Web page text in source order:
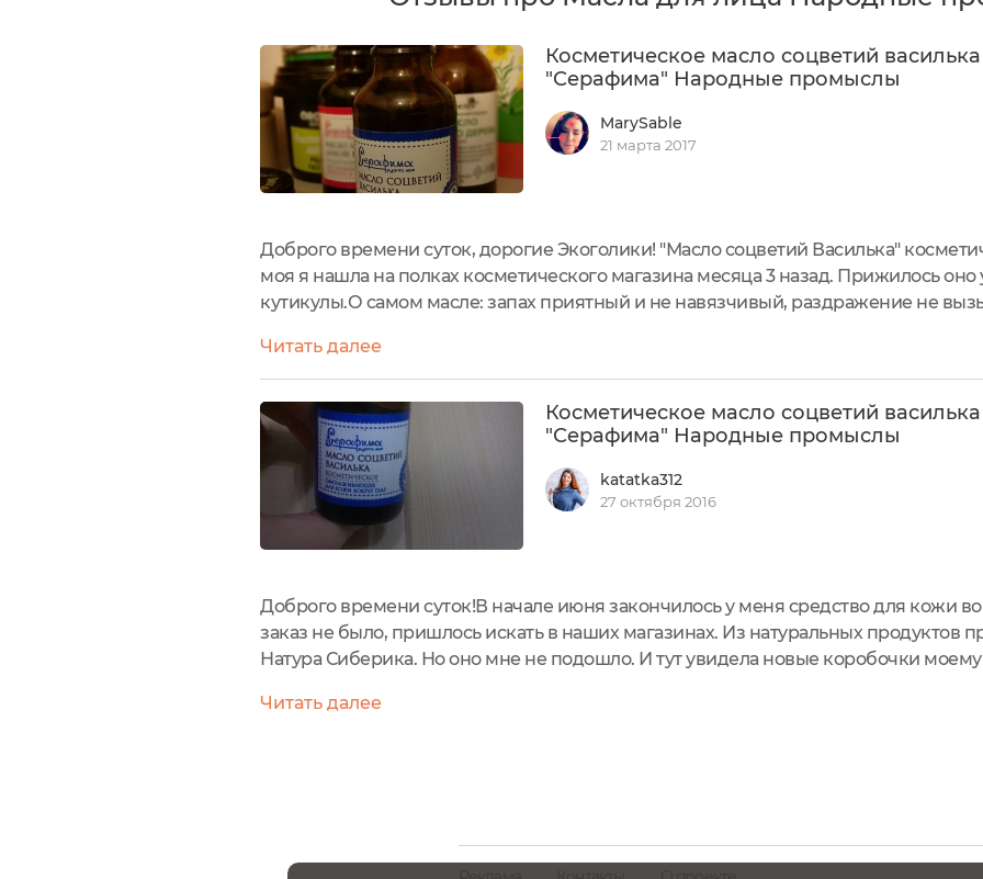
Косметическое масло соцветий василька
"Серафима" Народные промыслы
MarySable
21 марта 2017
Доброго времени суток, дорогие Экоголики! "Масло соцветий Василька"
моя я нашла на полках косметического магазина месяца 3 назад. Прижилось оно
кутикулы.О самом масле: запах приятный и не навязчивый, раздражение не
синий (васильковое...
Читать далее
Косметическое масло соцветий василька
"Серафима" Народные промыслы
katatka312
27 октября 2016
Доброго времени суток!В начале июня закончилось у меня средство для кожи
заказ не было, пришлось искать в наших магазинах. Из натуральных продуктов
Натура Сиберика. Но оно мне не подошло. И тут увидела новые коробочки
василька"....
Читать далее